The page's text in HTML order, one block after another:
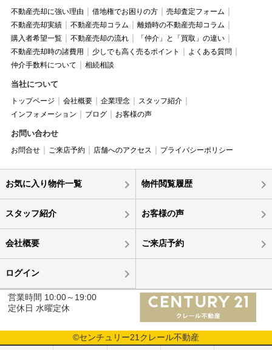
不動産売却に強い理由 借地権でお困りの方
売却査定フォーム
不動産売却実績
不動産売却コラム
離婚時の不動産売却コラム
購入者希望一覧
不動産売却の流れ
「仲介」と「買取」の違い
不動産売却時の諸費用
少しでも高く売るポイント
よくある質問
仲介手数料について
相続相談
当社について
トップページ 会社概要 企業理念
スタッフ紹介
インフォメーション
ブログ お客様の声
お問い合わせ
お問合せ ご来店予約 店舗へのアクセス プライバシーポリシー
お気に入り物件一覧 物件閲覧履歴
スタッフ紹介 お客様の声
会社概要 ご来店予約
ログイン
営業時間 10:00～19:00
定休日 水曜定休
©センチュリー21クレール不動産